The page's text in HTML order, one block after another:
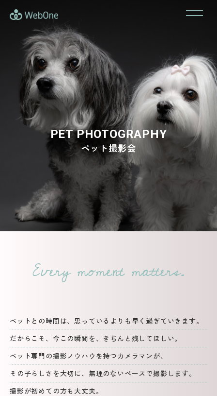
PET PHOTOGRAPHY
ペット撮影会
Every moment matters.
ペットとの時間は、思っているよりも早く過ぎていきます。
だからこそ、今この瞬間を、きちんと残してほしい。
ペット専門の撮影ノウハウを持つカメラマンが、
その子らしさを大切に、無理のないペースで撮影します。
撮影が初めての方も大丈夫。